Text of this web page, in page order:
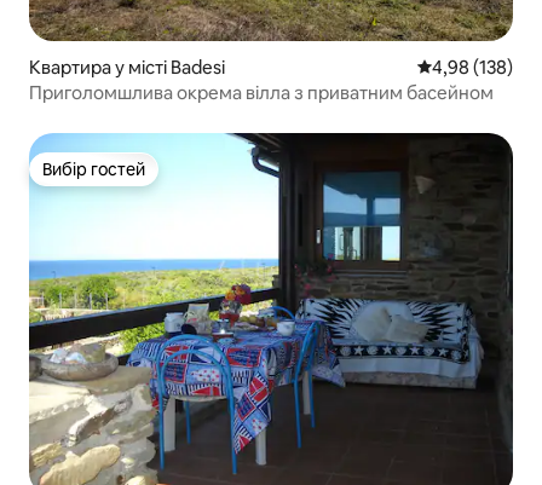
Квартира у місті Badesi Середня
4,98 (138)
Приголомшлива окрема вілла з приватним басейном
Вибір гостей
Вибір гостей